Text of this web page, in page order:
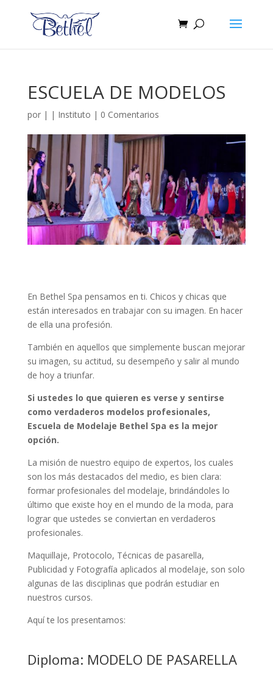
ESCUELA DE MODELOS
por | | Instituto | 0 Comentarios
En Bethel Spa pensamos en ti. Chicos y chicas que
están interesados en trabajar con su imagen. En hacer
de ella una profesión.
También en aquellos que simplemente buscan mejorar
su imagen, su actitud, su desempeño y salir al mundo
de hoy a triunfar.
Si ustedes lo que quieren es verse y sentirse
como verdaderos modelos profesionales,
Escuela de Modelaje Bethel Spa es la mejor
opción.
La misión de nuestro equipo de expertos, los cuales
son los más destacados del medio, es bien clara:
formar profesionales del modelaje, brindándoles lo
último que existe hoy en el mundo de la moda, para
lograr que ustedes se conviertan en verdaderos
profesionales.
Maquillaje, Protocolo, Técnicas de pasarella,
Publicidad y Fotografía aplicados al modelaje, son solo
algunas de las disciplinas que podrán estudiar en
nuestros cursos.
Aquí te los presentamos:
Diploma: MODELO DE PASARELLA